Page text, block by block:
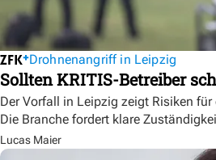
Drohnenangriff in Leipzig
Sollten KRITIS-Betreiber
Der Vorfall in Leipzig zeigt Risiken
Die Branche fordert klare
Lucas Maier